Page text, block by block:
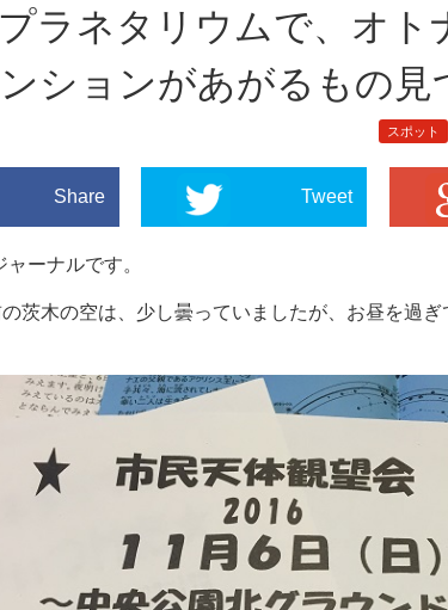
ラネタリウムで、オト
ションがあがるもの見
スポット
Share Tweet
ーナルです。
茨木の空は、少し曇っていましたが、お昼を過ぎ